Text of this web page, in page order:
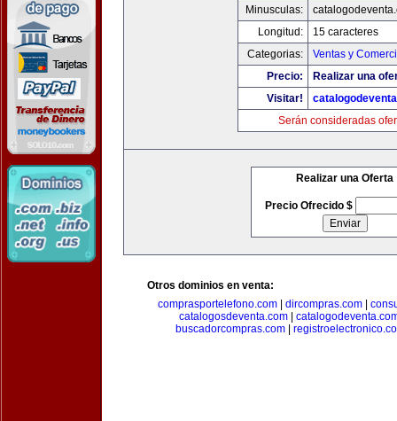
Minusculas:
Longitud:
15 caracteres
Categorias:
Ventas y
Precio:
Realizar una
Visitar!
Serán consideradas
Realizar una Oferta
Precio Ofrecido $
Otros dominios en venta:
comprasportelefono.com
dircompras.com
catalogosdeventa.com
buscadorcompras.com